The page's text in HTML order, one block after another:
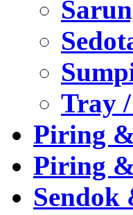
Tray
Piring
Piring